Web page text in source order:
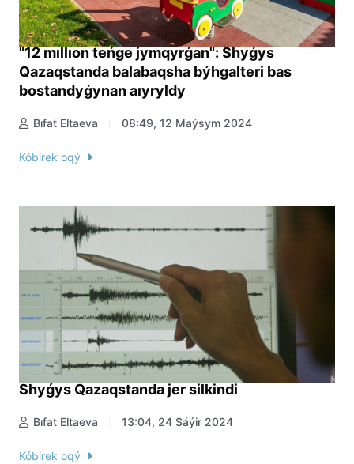
"12 mıllıon teńge jymqyrǵan": Shyǵys
Qazaqstanda balabaqsha býhgalteri bas
bostandyǵynan aıyryldy
Bıfat Eltaeva 08:49, 12 Maýsym 2024
Kóbirek oqý
Shyǵys Qazaqstanda jer silkindi
Bıfat Eltaeva 13:04, 24 Sáýir 2024
Kóbirek oqý